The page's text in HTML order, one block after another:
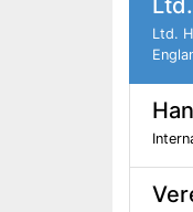
Ltd.